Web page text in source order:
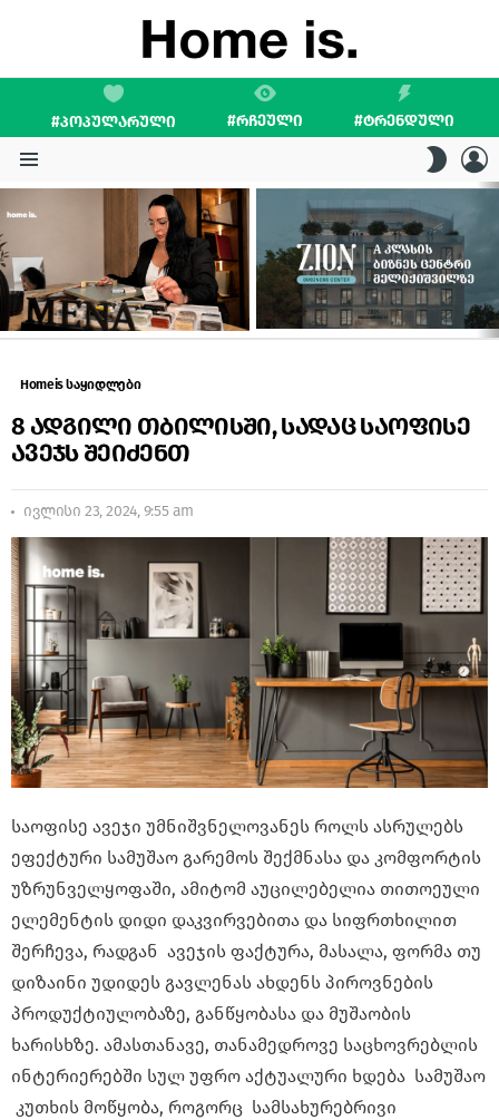
#ᲞᲝᲞᲣᲚᲐᲠᲣᲚᲘ #ᲠᲩᲔᲣᲚᲘ #ᲢᲠᲔᲜᲓᲣᲚᲘ
SKIN
STORIES
Homeis საყიდლები
8 ადგილი თბილისში, სადაც საოფისე
ავეჯს შეიძენთ
ივლისი 23, 2024, 9:55 am
საოფისე ავეჯი უმნიშვნელოვანეს როლს ასრულებს
ეფექტური სამუშაო გარემოს შექმნასა და კომფორტის
უზრუნველყოფაში, ამიტომ აუცილებელია თითოეული
ელემენტის დიდი დაკვირვებითა და სიფრთხილით
შერჩევა, რადგან ავეჯის ფაქტურა, მასალა, ფორმა თუ
დიზაინი უდიდეს გავლენას ახდენს პიროვნების
პროდუქტიულობაზე, განწყობასა და მუშაობის
ხარისხზე. ამასთანავე, თანამედროვე საცხოვრებლის
ინტერიერებში სულ უფრო აქტუალური ხდება სამუშაო
კუთხის მოწყობა, როგორც სამსახურებრივი